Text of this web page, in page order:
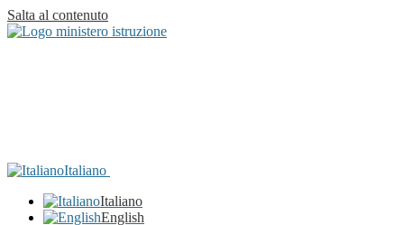
Salta al contenuto
Italiano
Italiano
English